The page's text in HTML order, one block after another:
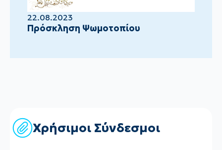
22.08.2023
Πρόσκληση Ψωμοτοπίου
Χρήσιμοι Σύνδεσμοι